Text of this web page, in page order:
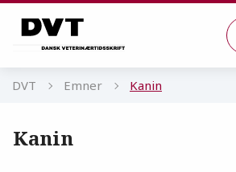
DVT Emner Kanin
Kanin